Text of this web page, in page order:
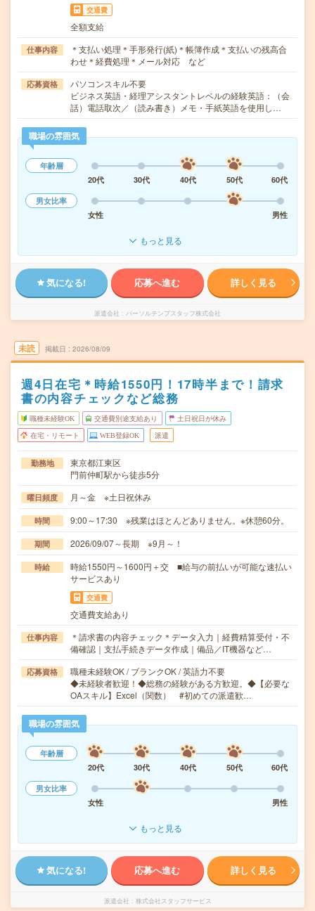
交通費
全額支給
仕事内容
＊支払い処理＊手形発行(紙)＊帳簿作成＊支払いの残高合
わせ＊経費処理＊メール対応 など
応募資格
パソコンスキル不要
ビジネス英語・経理アシスタントレベルの経験英語：（会
話）電話取次／（読み書き）メモ・手紙英語を使用し…
職場の雰囲気
年齢層
20代
30代 40代 50代
60代
男女比率
女性
男性
もっと見る
気になる! 応募へ進む 詳しく見る
派遣会社 パーソルテンプスタッフ株式会社
未読 掲載日 2026/08/09
週4日在宅＊時給1550円！17時半まで！請求
書の内容チェックなど総務
職種未経験OK 交通費別途支給あり 土日祝日が休み
在宅・リモート WEB登録OK 派遣
勤務地
東京都江東区
門前仲町駅から徒歩5分
曜日頻度 月～金 ※土日祝休み
時間 9:00～17:30 ※残業はほとんどありません。※休憩60分。
期間 2026/09/07～長期 ※9月～！
時給
時給1550円～1600円＋交 ■給与の前払いが可能な速払い
サービスあり
交通費
交通費支給あり
仕事内容
＊請求書の内容チェック＊データ入力｜経費精算受付・不
備確認｜支払手続きデータ作成｜備品／IT機器など…
応募資格
職種未経験OK / ブランクOK / 英語力不要
◆未経験者歓迎！◆総務の経験がある方歓迎。◆【必要な
OAスキル】Excel（関数） #初めての派遣歓…
職場の雰囲気
年齢層
20代
30代 40代 50代
60代
男女比率
女性
男性
もっと見る
気になる! 応募へ進む 詳しく見る
派遣会社 株式会社スタッフサービス